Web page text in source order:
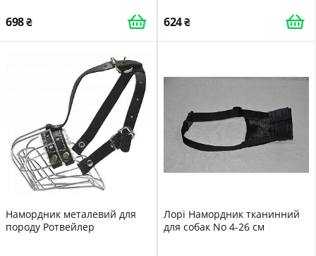
698 624
Намордник металевий для
породу Ротвейлер
Лорі Намордник тканинний
для собак No 4-26 см